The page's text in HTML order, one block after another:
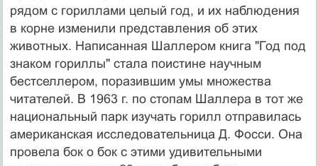
рядом с гориллами целый год, и их наблюдения
в корне изменили представления об этих
животных. Написанная Шаллером книга "Год под
знаком гориллы" стала поистине научным
бестселлером, поразившим умы множества
читателей. В 1963 г. по стопам Шаллера в тот же
национальный парк изучать горилл отправилась
американская исследовательница Д. Фосси. Она
провела бок о бок с этими удивительными